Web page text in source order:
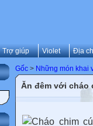
Trợ giúp Violet Địa
Gốc > Những món khai
Ăn đêm với